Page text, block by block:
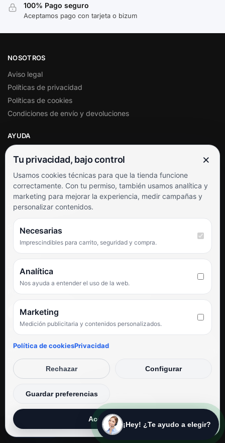
100% Pago seguro
Aceptamos pago con tarjeta o bizum
NOSOTROS
Aviso legal
Políticas de privacidad
Políticas de cookies
Condiciones de envío y devoluciones
AYUDA
Soporte al cliente
Contacto
Términos y condiciones
Preguntas frecuentes
SÍGUENOS
Facebook
TikTok
PUNTUACIÓN DE 4,6 SOBRE 5 EN GOOGLE
★★★★★
Hemos comprado en varias ocasiones y siempre dan respuesta.
Espectacular, servicio de 10.»
Iván Rodríguez Ramos
© Electrodirecto 2026
Desarrollo y mantenimiento por SitiosWebPRO
¡Hey! ¿Te ayudo a elegir?
Tu privacidad, bajo control ×
Usamos cookies técnicas para que la tienda funcione
correctamente. Con tu permiso, también usamos analítica y
marketing para mejorar la experiencia, medir campañas y
personalizar contenidos.
Necesarias
Imprescindibles para carrito, seguridad y compra.
Analítica
Nos ayuda a entender el uso de la web.
Marketing
Medición publicitaria y contenidos personalizados.
Política de cookiesPrivacidad
Rechazar Configurar
Guardar preferencias
Aceptar todas
Privacidad